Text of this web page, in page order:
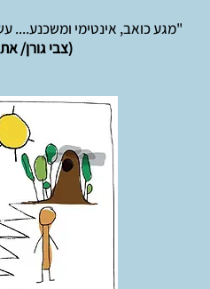
"מגע כואב, אינטימי ומשכנע....
(צבי גורן/